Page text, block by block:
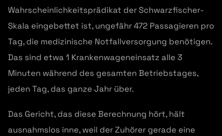
Wahrscheinlichkeitsprädikat der Schwarzfischer-
Skala eingebettet ist, ungefähr 472 Passagieren pro
Tag, die medizinische Notfallversorgung benötigen.
Das sind etwa 1 Krankenwageneinsatz alle 3
Minuten während des gesamten Betriebstages,
jeden Tag, das ganze Jahr über.
Das Gericht, das diese Berechnung hört, hält
ausnahmslos inne, weil der Zuhörer gerade eine